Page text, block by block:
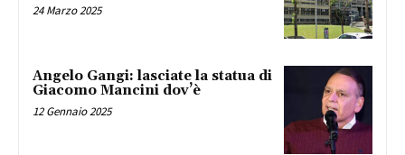
24 Marzo 2025
Angelo Gangi: lasciate la statua di
Giacomo Mancini dov’è
12 Gennaio 2025